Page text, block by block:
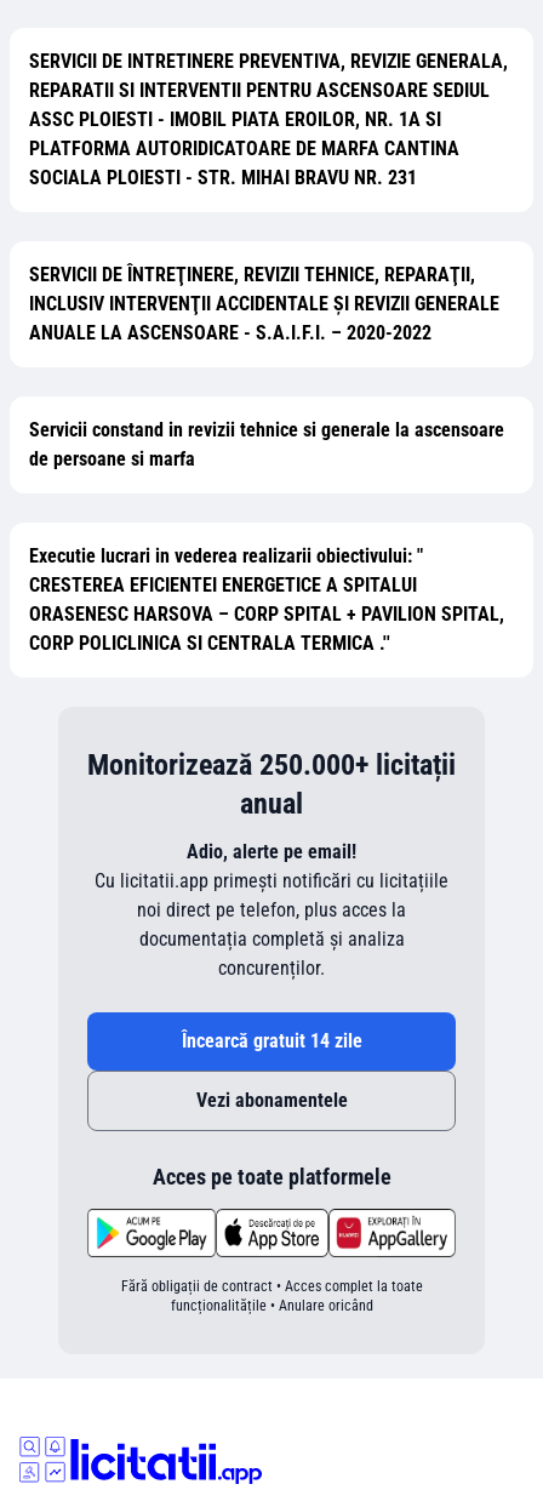
SERVICII DE INTRETINERE PREVENTIVA, REVIZIE GENERALA,
REPARATII SI INTERVENTII PENTRU ASCENSOARE SEDIUL
ASSC PLOIESTI - IMOBIL PIATA EROILOR, NR. 1A SI
PLATFORMA AUTORIDICATOARE DE MARFA CANTINA
SOCIALA PLOIESTI - STR. MIHAI BRAVU NR. 231
SERVICII DE ÎNTREŢINERE, REVIZII TEHNICE, REPARAŢII,
INCLUSIV INTERVENŢII ACCIDENTALE ȘI REVIZII GENERALE
ANUALE LA ASCENSOARE - S.A.I.F.I. – 2020-2022
Servicii constand in revizii tehnice si generale la ascensoare
de persoane si marfa
Executie lucrari in vederea realizarii obiectivului: "
CRESTEREA EFICIENTEI ENERGETICE A SPITALUI
ORASENESC HARSOVA – CORP SPITAL + PAVILION SPITAL,
CORP POLICLINICA SI CENTRALA TERMICA .''
Monitorizează 250.000+ licitații
anual
Adio, alerte pe email!
Cu licitatii.app primești notificări cu licitațiile
noi direct pe telefon, plus acces la
documentația completă și analiza
concurenților.
Încearcă gratuit 14 zile
Vezi abonamentele
Acces pe toate platformele
Fără obligații de contract • Acces complet la toate
funcționalitățile • Anulare oricând